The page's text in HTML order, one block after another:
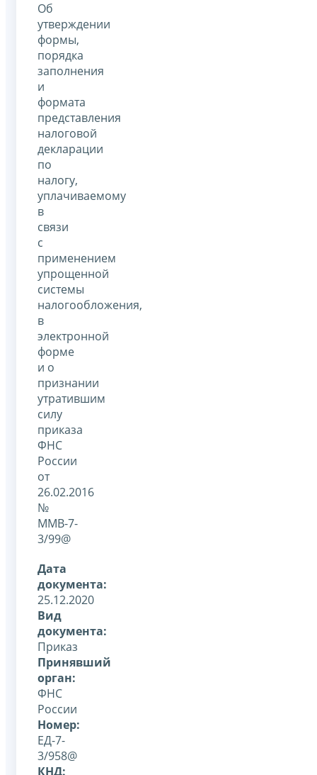
Об
утверждении
формы,
порядка
заполнения
и
формата
представления
налоговой
декларации
по
налогу,
уплачиваемому
в
связи
с
применением
упрощенной
системы
налогообложения,
в
электронной
форме
и о
признании
утратившим
силу
приказа
ФНС
России
от
26.02.2016
№
ММВ-7-
3/99@
Дата
документа:
25.12.2020
Вид
документа:
Приказ
Принявший
орган:
ФНС
России
Номер:
ЕД-7-
3/958@
КНД: